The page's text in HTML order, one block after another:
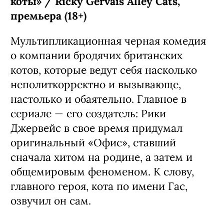
премьера (18+)
Мультипликационная черная комедия
о компании бродячих британских
котов, которые ведут себя насколько
неполиткорректно и вызывающе,
настолько и обаятельно. Главное в
сериале — его создатель: Рики
Джервейс в свое время придумал
оригинальный «Офис», ставший
сначала хитом на родине, а затем и
общемировым феноменом. К слову,
главного героя, кота по имени Гас,
озвучил он сам.